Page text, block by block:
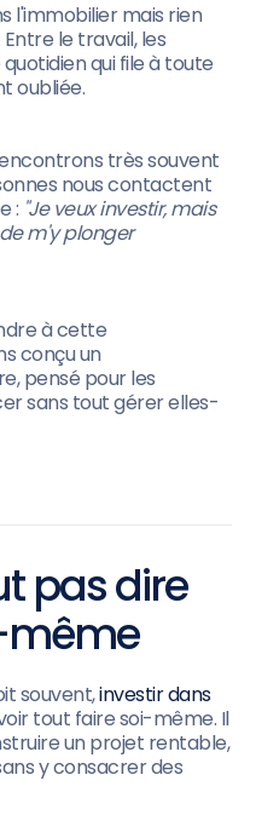
l'immobilier mais rien
le travail, les
qui file à toute
oubliée.
très souvent
nous contactent
: "Je veux investir, mais
m'y plonger
à cette
conçu un
pensé pour les
sans tout gérer elles-
pas dire
même
souvent,investir dans
tout faire soi-même. Il
un projet rentable,
y consacrer des